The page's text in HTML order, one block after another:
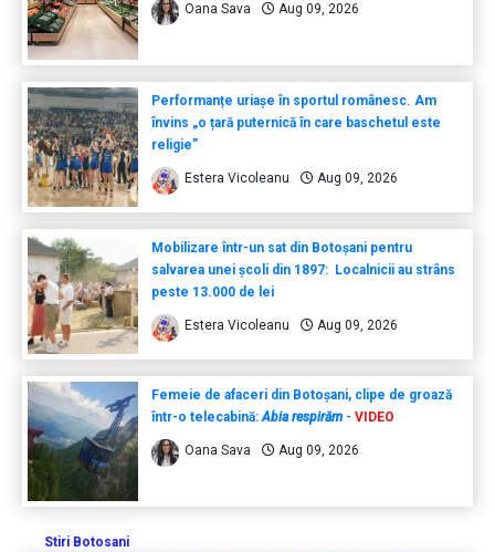
Oana Sava Aug 09, 2026
Performanțe uriașe în sportul românesc. Am
învins „o țară puternică în care baschetul este
religie”
Estera Vicoleanu Aug 09, 2026
Mobilizare într-un sat din Botoșani pentru
salvarea unei școli din 1897: Localnicii au strâns
peste 13.000 de lei
Estera Vicoleanu Aug 09, 2026
Femeie de afaceri din Botoșani, clipe de groază
într-o telecabină:Abia respirăm - VIDEO
Oana Sava Aug 09, 2026
Stiri Botosani